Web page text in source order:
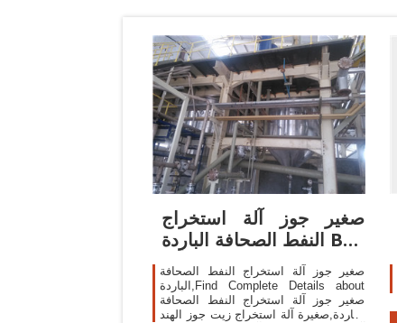
صغير جوز آلة استخراج
النفط الصحافة الباردة Buy
صغيرة آلة
صغير جوز آلة استخراج النفط الصحافة
الباردة,Find Complete Details about
صغير جوز آلة استخراج النفط الصحافة
الباردة,صغيرة آلة استخراج زيت جوز الهند